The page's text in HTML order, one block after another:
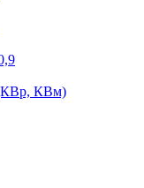
(КВр, КВм)